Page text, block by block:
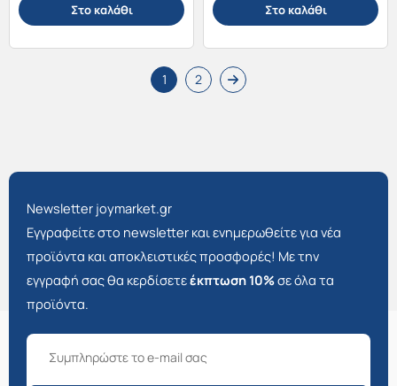
Στο καλάθι Στο καλάθι
1 2
Newsletter joymarket.gr
Εγγραφείτε στο newsletter και ενημερωθείτε για νέα
προϊόντα και αποκλειστικές προσφορές! Με την
εγγραφή σας θα κερδίσετεέκπτωση 10%σε όλα τα
προϊόντα.